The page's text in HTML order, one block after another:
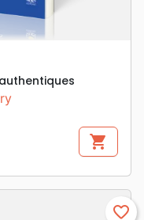
shopping_cart
favorite_border